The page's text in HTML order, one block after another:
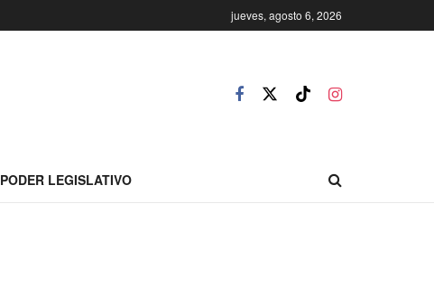
jueves, agosto 6, 2026
PODER LEGISLATIVO